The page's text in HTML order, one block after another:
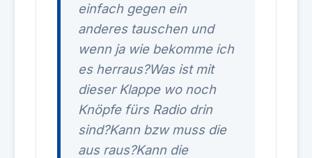
einfach gegen ein
anderes tauschen und
wenn ja wie bekomme ich
es herraus?Was ist mit
dieser Klappe wo noch
Knöpfe fürs Radio drin
sind?Kann bzw muss die
aus raus?Kann die